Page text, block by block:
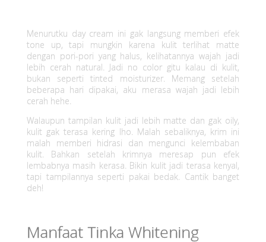
Menurutku day cream ini gak langsung memberi efek
tone up, tapi mungkin karena kulit terlihat matte
dengan pori-pori yang halus, kelihatannya wajah jadi
lebih cerah natural. Jadi no color gitu kalau di kulit,
bukan seperti tinted moisturizer. Memang setelah
beberapa hari dipakai, aku merasa wajah jadi lebih
cerah hehe.
Walaupun tampilan kulit jadi lebih matte dan gak oily,
kulit gak terasa kering lho. Malah sebaliknya, krim ini
malah memberi hidrasi dan mengunci kelembaban
kulit. Bahkan setelah krimnya meresap pun efek
lembabnya masih kerasa. Bikin kulit jadi terasa kenyal,
tapi tampilannya seperti pakai bedak. Cantik banget
deh!
Manfaat Tinka Whitening